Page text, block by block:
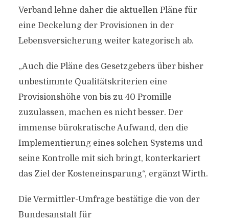
Verband lehne daher die aktuellen Pläne für
eine Deckelung der Provisionen in der
Lebensversicherung weiter kategorisch ab.
„Auch die Pläne des Gesetzgebers über bisher
unbestimmte Qualitätskriterien eine
Provisionshöhe von bis zu 40 Promille
zuzulassen, machen es nicht besser. Der
immense bürokratische Aufwand, den die
Implementierung eines solchen Systems und
seine Kontrolle mit sich bringt, konterkariert
das Ziel der Kosteneinsparung“, ergänzt Wirth.
Die Vermittler-Umfrage bestätige die von der
Bundesanstalt für